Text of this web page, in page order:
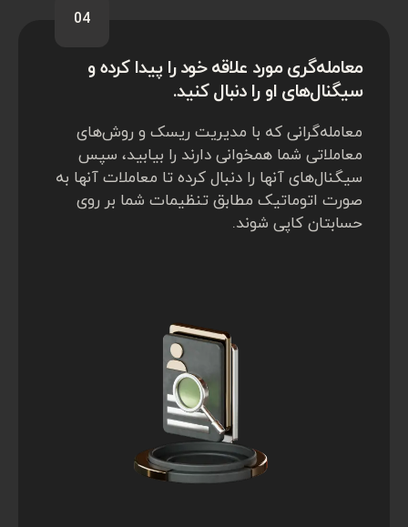
04
معامله‌گری مورد علاقه خود را پیدا کرده و
سیگنال‌های او را دنبال کنید.
معامله‌گرانی که با مدیریت ریسک و روش‌های
معاملاتی شما همخوانی دارند را بیابید، سپس
سیگنال‌های آنها را دنبال کرده تا معاملات آنها به
صورت اتوماتیک مطابق تنظیمات شما بر روی
حسابتان کاپی شوند.